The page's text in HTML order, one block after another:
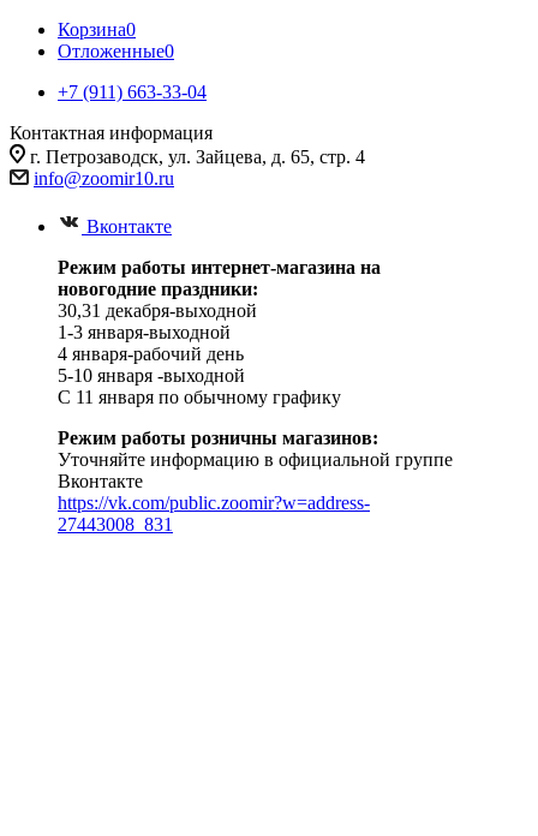
Корзина0
Отложенные0
+7 (911) 663-33-04
Контактная информация
г. Петрозаводск, ул. Зайцева, д. 65, стр. 4
info@zoomir10.ru
Вконтакте
Режим работы интернет-магазина на
новогодние праздники:
30,31 декабря-выходной
1-3 января-выходной
4 января-рабочий день
5-10 января -выходной
С 11 января по обычному графику
Режим работы розничны магазинов:
Уточняйте информацию в официальной группе
Вконтакте
https://vk.com/public.zoomir?w=address-
27443008_831